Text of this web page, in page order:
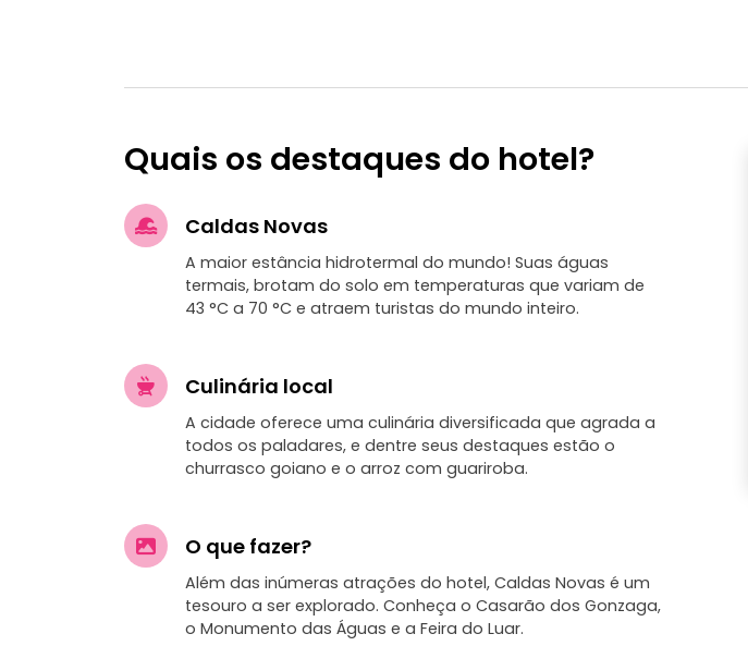
Quais os destaques do hotel?
Caldas Novas
A maior estância hidrotermal do mundo! Suas águas
termais, brotam do solo em temperaturas que variam de
43 °C a 70 °C e atraem turistas do mundo inteiro.
Culinária local
A cidade oferece uma culinária diversificada que agrada a
todos os paladares, e dentre seus destaques estão o
churrasco goiano e o arroz com guariroba.
O que fazer?
Além das inúmeras atrações do hotel, Caldas Novas é um
tesouro a ser explorado. Conheça o Casarão dos Gonzaga,
o Monumento das Águas e a Feira do Luar.